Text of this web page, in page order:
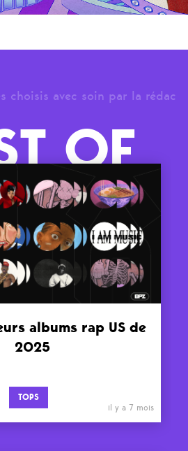
choisis avec soin par la rédac
OF
albums rap US de
2025
TOPS
il y a 7 mois